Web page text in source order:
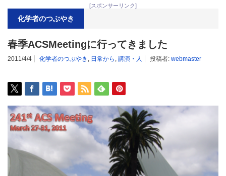
[スポンサーリンク]
化学者のつぶやき
春季ACSMeetingに行ってきました
2011/4/4 化学者のつぶやき , 日常から , 講演・人 投稿者: webmaster